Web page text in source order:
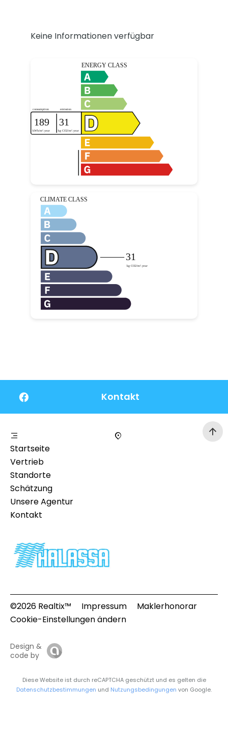
Keine Informationen verfügbar
Kontakt
Startseite
Vertrieb
Standorte
Schätzung
Unsere Agentur
Kontakt
©2026 Realtix™ Impressum
Maklerhonorar
Cookie-Einstellungen ändern
Design &
code by
Diese Website ist durch reCAPTCHA geschützt und es gelten die
Datenschutzbestimmungen und Nutzungsbedingungen von Google.